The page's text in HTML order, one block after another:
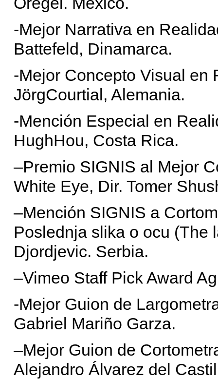
-Mejor Narrativa en
Battefeld, Dinamarca.
-Mejor Concepto Visual en
JörgCourtial, Alemania.
-Mención Especial en
HughHou, Costa Rica.
–Premio SIGNIS al Mejor
White Eye, Dir. Tomer
–Mención SIGNIS a
Poslednja slika o ocu (The
Djordjevic. Serbia.
–Vimeo Staff Pick Award
-Mejor Guion de
Gabriel Mariño Garza.
–Mejor Guion de
Alejandro Álvarez del